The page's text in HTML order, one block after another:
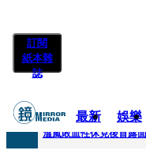
訂閱
紙本雜
誌
最新 娛樂
快訊
溫嵐敗血性休克後首露